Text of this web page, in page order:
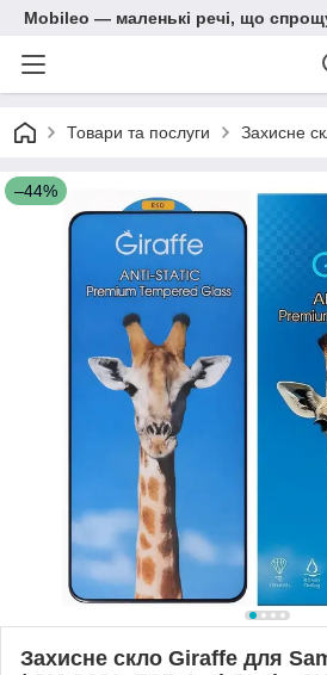
Mobileo — маленькі речі, що
Товари та послуги Захисне
–44%
Захисне скло Giraffe для